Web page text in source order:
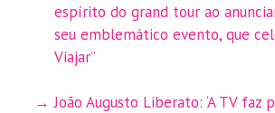
espírito do grand tour ao
seu emblemático evento, que
Viajar”
João Augusto Liberato: ‘A TV faz